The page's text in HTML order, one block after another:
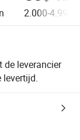
2.000-4.999
de leverancier
levertijd.